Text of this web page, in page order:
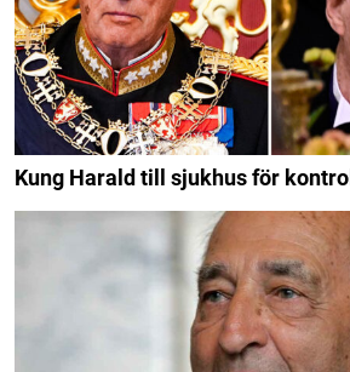
Kung Harald till sjukhus för kontroll